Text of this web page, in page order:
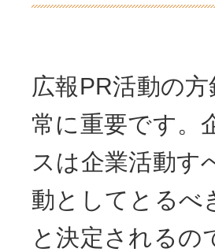
広報PR活動の
常に重要です。
スは企業活動す
動としてとるべ
と決定されるの